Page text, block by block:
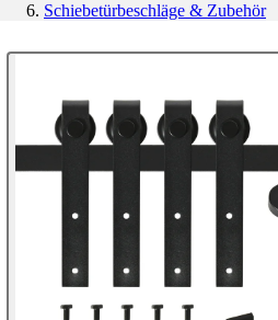
Schiebetürbeschläge & Zubehör